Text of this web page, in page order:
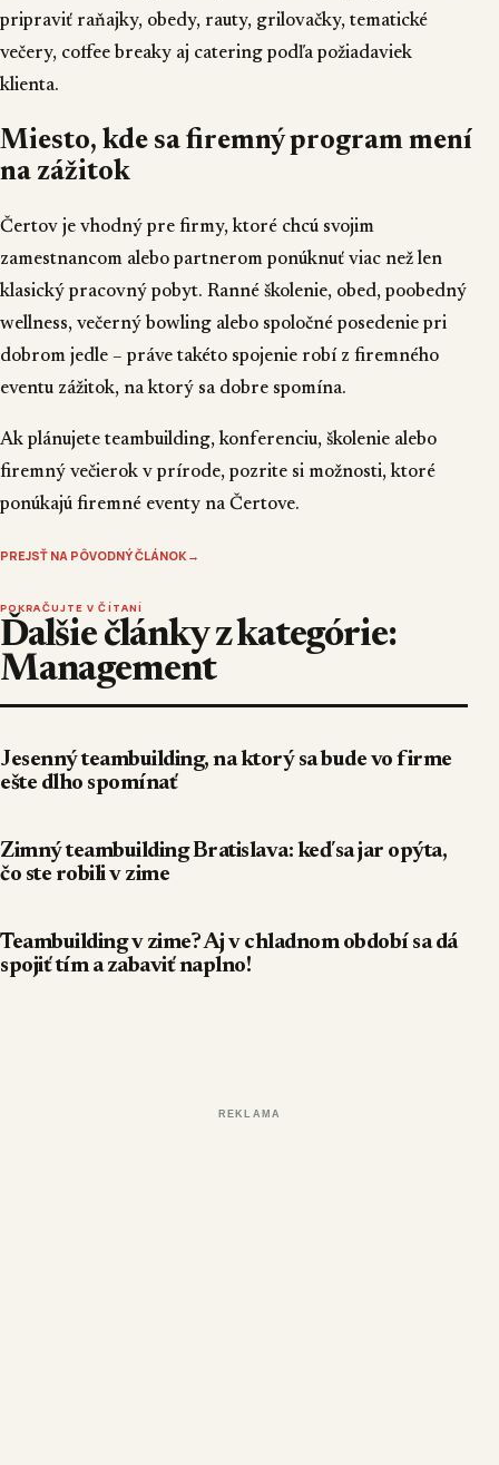
pripraviť raňajky, obedy, rauty, grilovačky, tematické
večery, coffee breaky aj catering podľa požiadaviek
klienta.
Miesto, kde sa firemný program mení
na zážitok
Čertov je vhodný pre firmy, ktoré chcú svojim
zamestnancom alebo partnerom ponúknuť viac než len
klasický pracovný pobyt. Ranné školenie, obed, poobedný
wellness, večerný bowling alebo spoločné posedenie pri
dobrom jedle – práve takéto spojenie robí z firemného
eventu zážitok, na ktorý sa dobre spomína.
Ak plánujete teambuilding, konferenciu, školenie alebo
firemný večierok v prírode, pozrite si možnosti, ktoré
ponúkajú firemné eventy na Čertove.
PREJSŤ NA PÔVODNÝ ČLÁNOK →
POKRAČUJTE V ČÍTANÍ
Ďalšie články z kategórie:
Management
Jesenný teambuilding, na ktorý sa bude vo firme
ešte dlho spomínať
Zimný teambuilding Bratislava: keď sa jar opýta,
čo ste robili v zime
Teambuilding v zime? Aj v chladnom období sa dá
spojiť tím a zabaviť naplno!
REKLAMA